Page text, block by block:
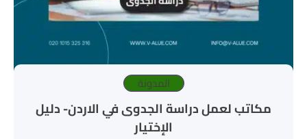
المدونة
مكاتب لعمل دراسة الجدوى في الاردن- دليل
الإختيار